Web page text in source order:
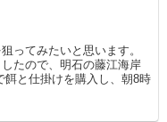
ってみたいと思います。
たので、明石の藤江海岸
と仕掛けを購入し、朝8時